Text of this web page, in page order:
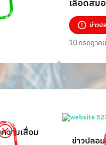
เลือดสม
ข่าว
10 กรกฎาค
วามเสื่อม
ข่าวปลอ